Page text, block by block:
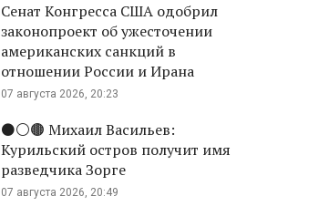
Сенат Конгресса США одобрил
законопроект об ужесточении
американских санкций в
отношении России и Ирана
07 августа 2026, 20:23
⚫️⚪️🟤 Михаил Васильев:
Курильский остров получит имя
разведчика Зорге
07 августа 2026, 20:49